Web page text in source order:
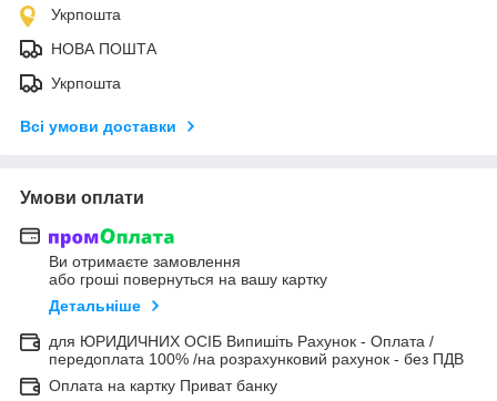
Укрпошта
НОВА ПОШТА
Укрпошта
Всі умови доставки
Умови оплати
Ви отримаєте замовлення
або гроші повернуться на вашу картку
Детальніше
для ЮРИДИЧНИХ ОСІБ Випишіть Рахунок - Оплата /
передоплата 100% /на розрахунковий рахунок - без ПДВ
Оплата на картку Приват банку